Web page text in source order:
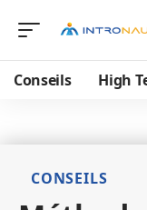
Conseils High
CONSEILS